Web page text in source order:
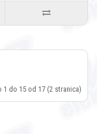
1 do 15 od 17 (2 stranica)